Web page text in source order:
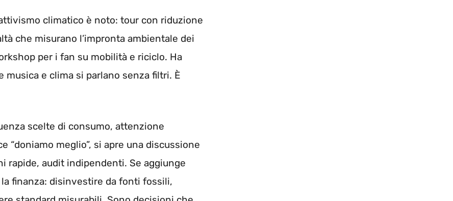
climatico è noto: tour con riduzione
che misurano l’impronta ambientale dei
per i fan su mobilità e riciclo. Ha
musica e clima si parlano senza filtri. È
scelte di consumo, attenzione
“doniamo meglio”, si apre una discussione
rapide, audit indipendenti. Se aggiunge
finanza: disinvestire da fonti fossili,